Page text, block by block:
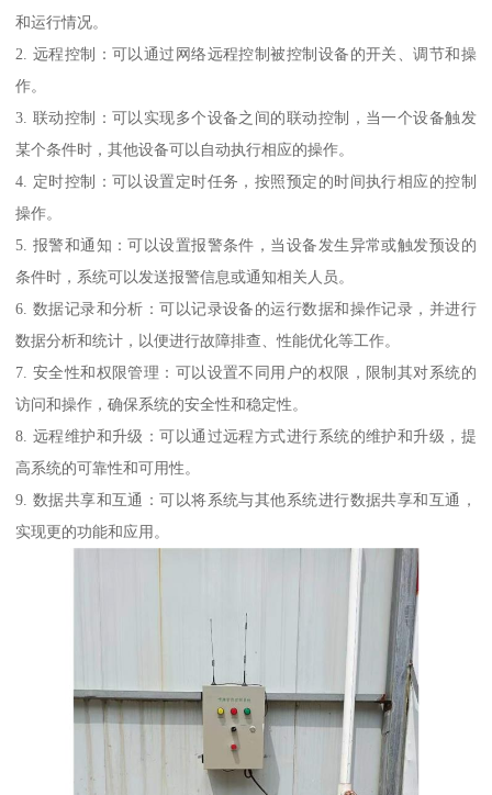
和运行情况。
2. 远程控制：可以通过网络远程控制被控制设备的开关、调节和操
作。
3. 联动控制：可以实现多个设备之间的联动控制，当一个设备触发
某个条件时，其他设备可以自动执行相应的操作。
4. 定时控制：可以设置定时任务，按照预定的时间执行相应的控制
操作。
5. 报警和通知：可以设置报警条件，当设备发生异常或触发预设的
条件时，系统可以发送报警信息或通知相关人员。
6. 数据记录和分析：可以记录设备的运行数据和操作记录，并进行
数据分析和统计，以便进行故障排查、性能优化等工作。
7. 安全性和权限管理：可以设置不同用户的权限，限制其对系统的
访问和操作，确保系统的安全性和稳定性。
8. 远程维护和升级：可以通过远程方式进行系统的维护和升级，提
高系统的可靠性和可用性。
9. 数据共享和互通：可以将系统与其他系统进行数据共享和互通，
实现更的功能和应用。